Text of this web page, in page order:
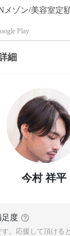
メゾン/美容室定
Play
細
今村 祥平
足度
。応援して頂ける